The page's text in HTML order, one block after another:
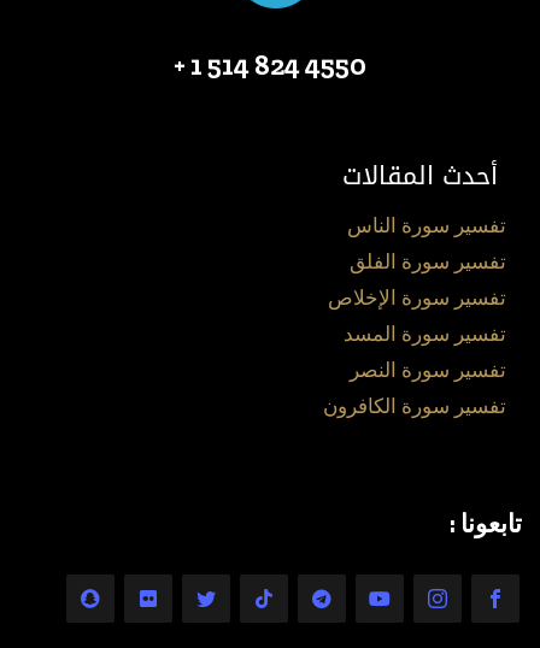
4550 824 514 1 +
أحدث المقالات
تفسير سورة الناس
تفسير سورة الفلق
تفسير سورة الإخلاص
تفسير سورة المسد
تفسير سورة النصر
تفسير سورة الكافرون
تابعونا :